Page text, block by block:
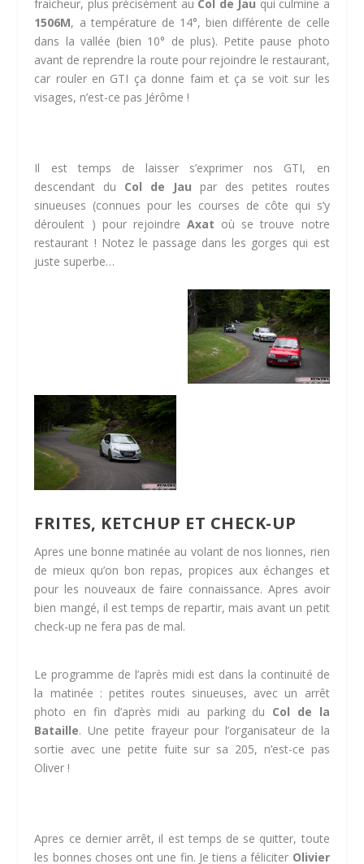
fraicheur, plus précisément au Col de Jau qui culmine a
1506M, a température de 14°, bien différente de celle
dans la vallée (bien 10° de plus). Petite pause photo
avant de reprendre la route pour rejoindre le restaurant,
car rouler en GTI ça donne faim et ça se voit sur les
visages, n’est-ce pas Jérôme !
Il est temps de laisser s’exprimer nos GTI, en
descendant du Col de Jau par des petites routes
sinueuses (connues pour les courses de côte qui s’y
déroulent ) pour rejoindre Axat où se trouve notre
restaurant ! Notez le passage dans les gorges qui est
juste superbe…
FRITES, KETCHUP ET CHECK-UP
Apres une bonne matinée au volant de nos lionnes, rien
de mieux qu’on bon repas, propices aux échanges et
pour les nouveaux de faire connaissance. Apres avoir
bien mangé, il est temps de repartir, mais avant un petit
check-up ne fera pas de mal.
Le programme de l’après midi est dans la continuité de
la matinée : petites routes sinueuses, avec un arrêt
photo en fin d’après midi au parking du Col de la
Bataille. Une petite frayeur pour l’organisateur de la
sortie avec une petite fuite sur sa 205, n’est-ce pas
Oliver !
Apres ce dernier arrêt, il est temps de se quitter, toute
les bonnes choses ont une fin. Je tiens a féliciter Olivier